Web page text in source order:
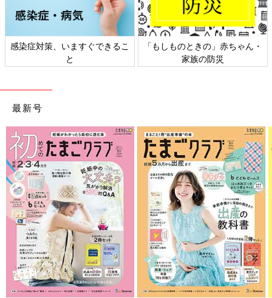
感染症対策、いますぐできるこ
と
「もしものときの」赤ちゃん・
家族の防災
最新号